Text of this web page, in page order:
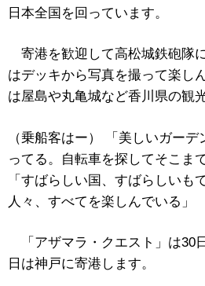
日本全国を回っています。
寄港を歓迎して高松城鉄砲隊
はデッキから写真を撮って楽
は屋島や丸亀城など香川県の観
（乗船客はー） 「美しいガー
ってる。自転車を探してそこま
「すばらしい国、すばらしいも
人々、すべてを楽しんでいる」
「アザマラ・クエスト」は30
日は神戸に寄港します。